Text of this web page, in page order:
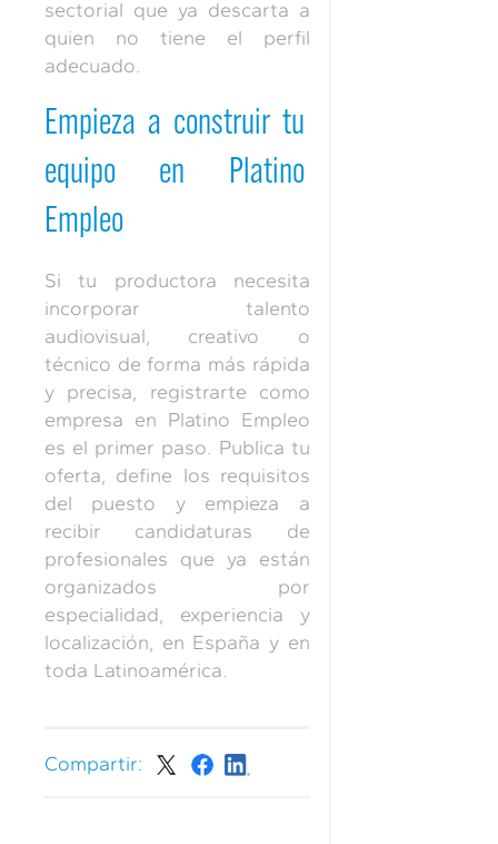
sectorial que ya descarta a
quien no tiene el perfil
adecuado.
Empieza a construir tu
equipo en Platino
Empleo
Si tu productora necesita
incorporar talento
audiovisual, creativo o
técnico de forma más rápida
y precisa, registrarte como
empresa en Platino Empleo
es el primer paso. Publica tu
oferta, define los requisitos
del puesto y empieza a
recibir candidaturas de
profesionales que ya están
organizados por
especialidad, experiencia y
localización, en España y en
toda Latinoamérica.
Compartir: